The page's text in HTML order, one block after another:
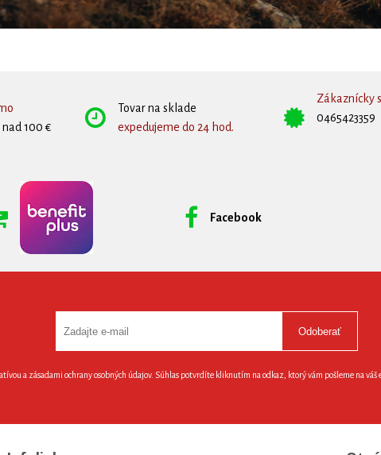
100 €
Tovar na sklade
expedujeme do 24 hod.
Zákaznícky
0465423359
Facebook
Odoberať
a zásadami ochrany osobných údajov. Súhlas potvrdíte kliknutím na odkaz, ktorý vám pošleme na